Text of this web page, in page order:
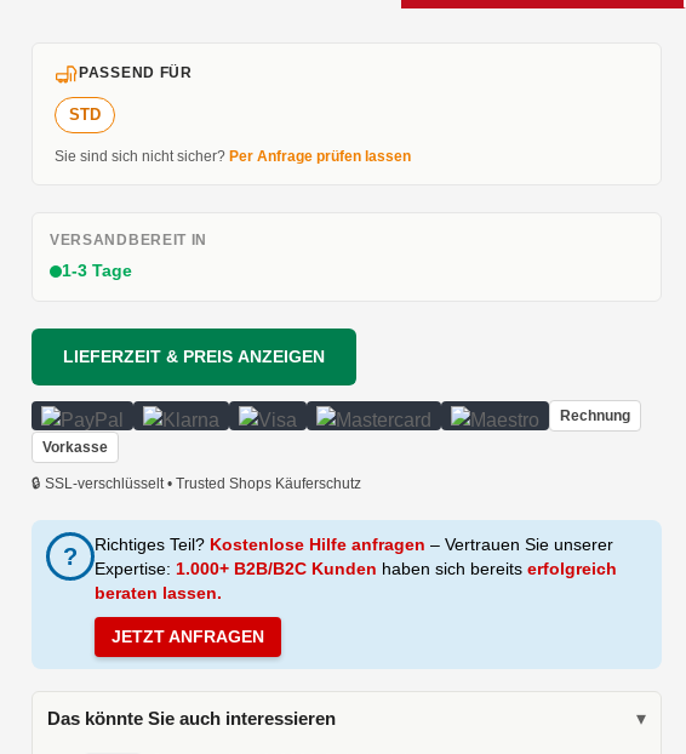
PASSEND FÜR
STD
Sie sind sich nicht sicher? Per Anfrage prüfen lassen
VERSANDBEREIT IN
1-3 Tage
LIEFERZEIT & PREIS ANZEIGEN
Rechnung
Vorkasse
🔒 SSL-verschlüsselt • Trusted Shops Käuferschutz
? Richtiges Teil? Kostenlose Hilfe anfragen – Vertrauen Sie unserer
Expertise: 1.000+ B2B/B2C Kunden haben sich bereits erfolgreich
beraten lassen.
JETZT ANFRAGEN
Das könnte Sie auch interessieren ▾